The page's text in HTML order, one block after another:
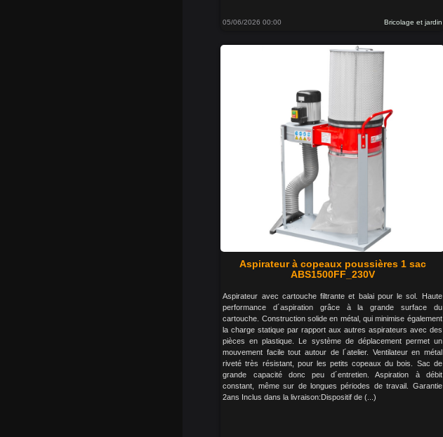
05/06/2026 00:00 Bricolage et jardin
Aspirateur à copeaux poussières 1 sac
ABS1500FF_230V
Aspirateur avec cartouche filtrante et balai pour le sol. Haute
performance d´aspiration grâce à la grande surface du
cartouche. Construction solide en métal, qui minimise également
la charge statique par rapport aux autres aspirateurs avec des
pièces en plastique. Le système de déplacement permet un
mouvement facile tout autour de l´atelier. Ventilateur en métal
riveté très résistant, pour les petits copeaux du bois. Sac de
grande capacité donc peu d´entretien. Aspiration à débit
constant, même sur de longues périodes de travail. Garantie
2ans Inclus dans la livraison:Dispositif de (...)